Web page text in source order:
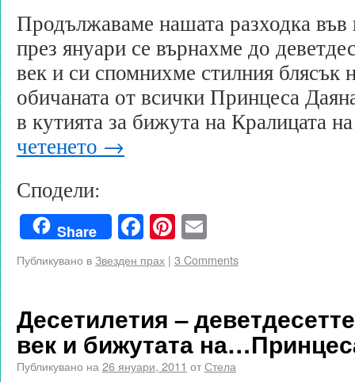
Продължаваме нашата разходка във
през януари се върнахме до
век и си спомнихме стилния блясък
обичаната от всички Принцеса
в кутията за бижута на Кралицата
четенето →
Сподели:
Share Facebook
Pinterest
Публикувано вЗвезден прах | 3 Comments
Десетилетия –
век и бижутата
Публикувано на 26 януари, 2011 отСтела